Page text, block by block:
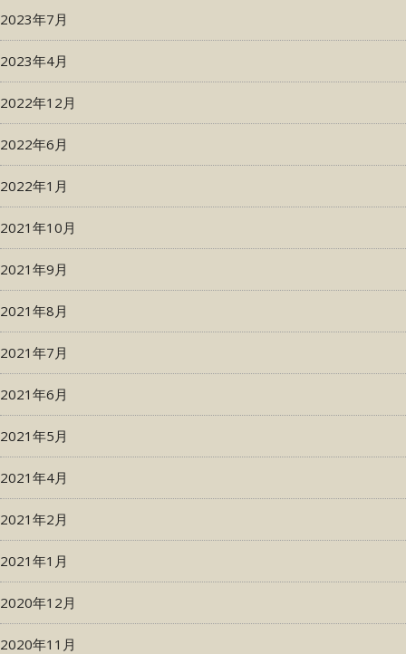
2023年7月
2023年4月
2022年12月
2022年6月
2022年1月
2021年10月
2021年9月
2021年8月
2021年7月
2021年6月
2021年5月
2021年4月
2021年2月
2021年1月
2020年12月
2020年11月